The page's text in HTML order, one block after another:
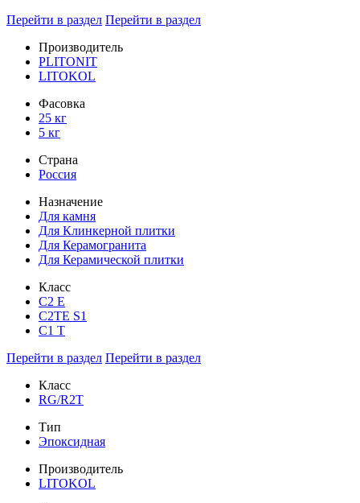
Перейти в раздел Перейти в раздел
Производитель
PLITONIT
LITOKOL
Фасовка
25 кг
5 кг
Страна
Россия
Назначение
Для камня
Для Клинкерной плитки
Для Керамогранита
Для Керамической плитки
Класс
С2 Е
C2TE S1
C1 T
Перейти в раздел Перейти в раздел
Класс
RG/R2T
Тип
Эпоксидная
Производитель
LITOKOL